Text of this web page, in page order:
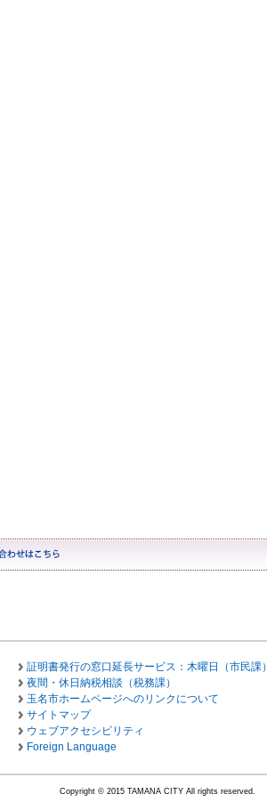
証明書発行の窓口延長サービス：木曜日（市民課）
夜間・休日納税相談（税務課）
玉名市ホームページへのリンクについて
サイトマップ
ウェブアクセシビリティ
Foreign Language
Copyright © 2015 TAMANA CITY All rights reserved.